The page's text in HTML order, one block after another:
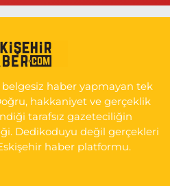
TAM KARŞISI I
Al
belgesiz haber yapmayan tek
hakkaniyet ve gerçeklik
tarafsız gazeteciliğin
Dedikoduyu değil gerçekleri
haber platformu.